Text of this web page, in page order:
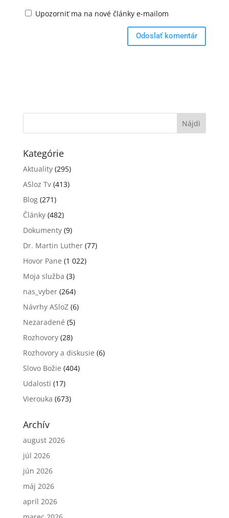
Upozorniť ma na nové články e-mailom
Kategórie
Aktuality(295)
ASloz Tv(413)
Blog(271)
Články(482)
Dokumenty(9)
Dr. Martin Luther(77)
Hovor Pane (1 022)
Moja služba (3)
nas_vyber(264)
Návrhy ASloZ(6)
Nezaradené (5)
Rozhovory(28)
Rozhovory a diskusie (6)
Slovo Božie (404)
Udalosti (17)
Vierouka (673)
Archív
august 2026
júl 2026
jún 2026
máj 2026
apríl 2026